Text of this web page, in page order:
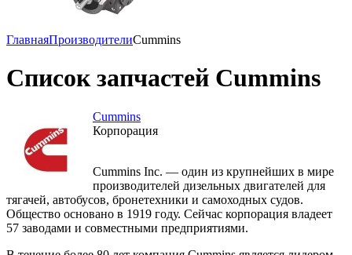
ГлавнаяПроизводителиCummins
Список запчастей Cummins
Cummins
Корпорация
Cummins Inc. — один из крупнейших в мире
производителей дизельных двигателей для
тягачей, автобусов, бронетехники и самоходных судов.
Общество основано в 1919 году. Сейчас корпорация владеет
57 заводами и совместными предприятиями.